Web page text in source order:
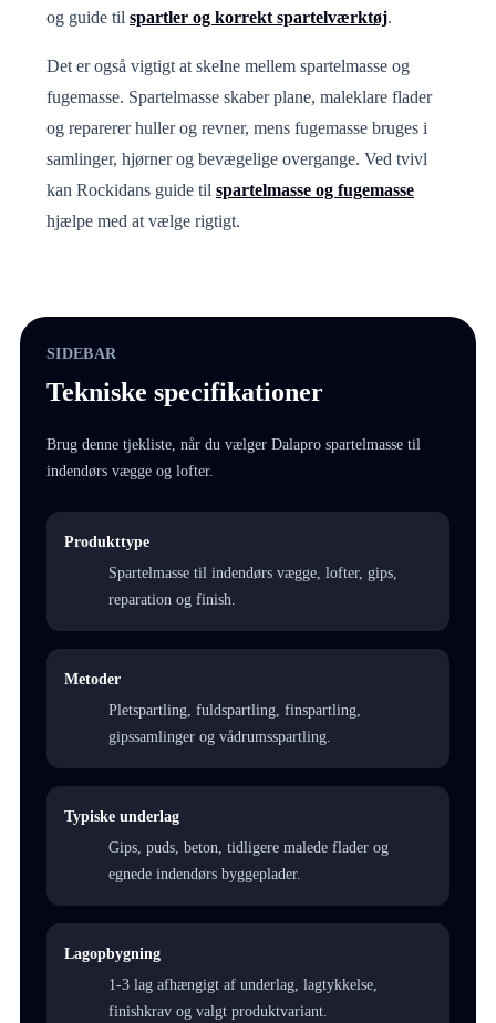
og guide til spartler og korrekt spartelværktøj.
Det er også vigtigt at skelne mellem spartelmasse og
fugemasse. Spartelmasse skaber plane, maleklare flader
og reparerer huller og revner, mens fugemasse bruges i
samlinger, hjørner og bevægelige overgange. Ved tvivl
kan Rockidans guide til spartelmasse og fugemasse
hjælpe med at vælge rigtigt.
SIDEBAR
Tekniske specifikationer
Brug denne tjekliste, når du vælger Dalapro spartelmasse til
indendørs vægge og lofter.
Produkttype
Spartelmasse til indendørs vægge, lofter, gips,
reparation og finish.
Metoder
Pletspartling, fuldspartling, finspartling,
gipssamlinger og vådrumsspartling.
Typiske underlag
Gips, puds, beton, tidligere malede flader og
egnede indendørs byggeplader.
Lagopbygning
1-3 lag afhængigt af underlag, lagtykkelse,
finishkrav og valgt produktvariant.